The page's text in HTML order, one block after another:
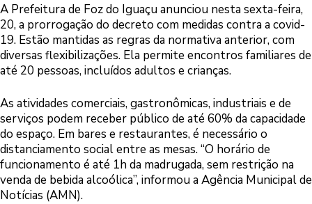
A Prefeitura de Foz do Iguaçu anunciou nesta sexta-feira,
20, a prorrogação do decreto com medidas contra a covid-
19. Estão mantidas as regras da normativa anterior, com
diversas flexibilizações. Ela permite encontros familiares de
até 20 pessoas, incluídos adultos e crianças.
As atividades comerciais, gastronômicas, industriais e de
serviços podem receber público de até 60% da capacidade
do espaço. Em bares e restaurantes, é necessário o
distanciamento social entre as mesas. “O horário de
funcionamento é até 1h da madrugada, sem restrição na
venda de bebida alcoólica”, informou a Agência Municipal de
Notícias (AMN).